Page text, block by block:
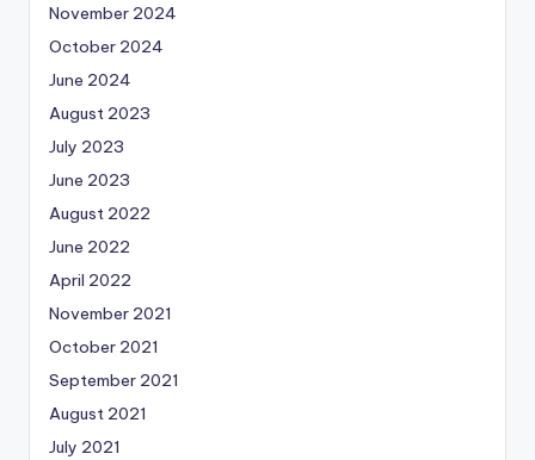
November 2024
October 2024
June 2024
August 2023
July 2023
June 2023
August 2022
June 2022
April 2022
November 2021
October 2021
September 2021
August 2021
July 2021